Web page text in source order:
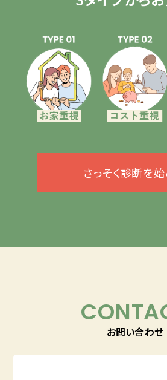
さっそく診断を
お問い合わせ